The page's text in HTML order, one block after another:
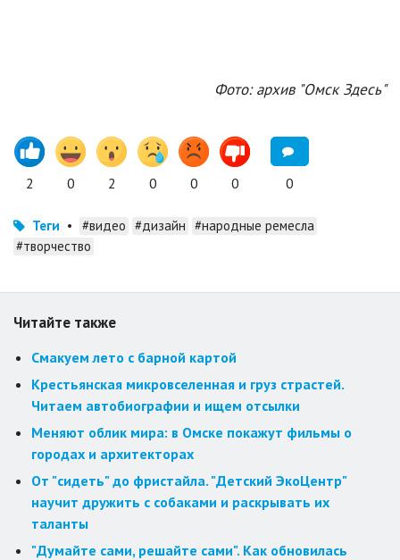
Фото: архив "Омск Здесь"
2 0 2 0 0 0 0
Теги • #видео #дизайн #народные ремесла
#творчество
Читайте также
Смакуем лето с барной картой
Крестьянская микровселенная и груз страстей.
Читаем автобиографии и ищем отсылки
Меняют облик мира: в Омске покажут фильмы о
городах и архитекторах
От "сидеть" до фристайла. "Детский ЭкоЦентр"
научит дружить с собаками и раскрывать их
таланты
"Думайте сами, решайте сами". Как обновилась